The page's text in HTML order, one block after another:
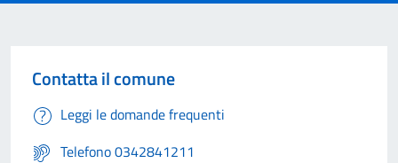
Contatta il comune
Leggi le domande frequenti
Telefono 0342841211